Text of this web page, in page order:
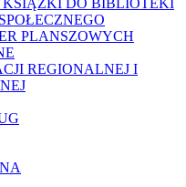
KSIĄŻKI DO BIBLIOTEKI
PLANSZOWYCH
REGIONALNEJ I